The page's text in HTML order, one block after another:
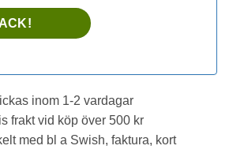
inom 1-2 vardagar
frakt vid köp över 500 kr
med bl a Swish, faktura, kort